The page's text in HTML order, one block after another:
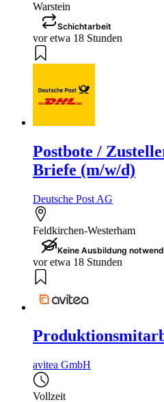
Warstein
Schichtarbeit
vor etwa 18 Stunden
Postbote /
Briefe (m/w/d)
Deutsche Post AG
Feldkirchen-Westerham
Keine Ausbildung
vor etwa 18 Stunden
avitea GmbH
Vollzeit